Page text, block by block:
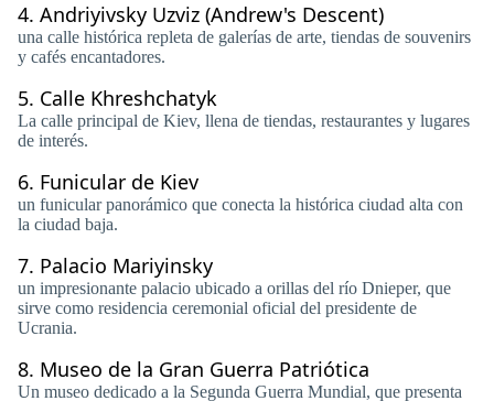
4. Andriyivsky Uzviz (Andrew's Descent)
una calle histórica repleta de galerías de arte, tiendas de souvenirs
y cafés encantadores.
5. Calle Khreshchatyk
La calle principal de Kiev, llena de tiendas, restaurantes y lugares
de interés.
6. Funicular de Kiev
un funicular panorámico que conecta la histórica ciudad alta con
la ciudad baja.
7. Palacio Mariyinsky
un impresionante palacio ubicado a orillas del río Dnieper, que
sirve como residencia ceremonial oficial del presidente de
Ucrania.
8. Museo de la Gran Guerra Patriótica
Un museo dedicado a la Segunda Guerra Mundial, que presenta